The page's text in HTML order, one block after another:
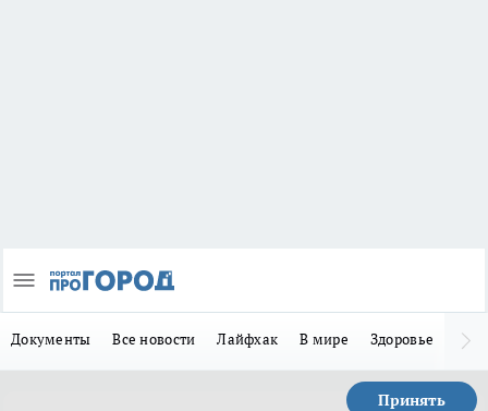
Документы Все новости Лайфхак В мире Здоровье
Принять